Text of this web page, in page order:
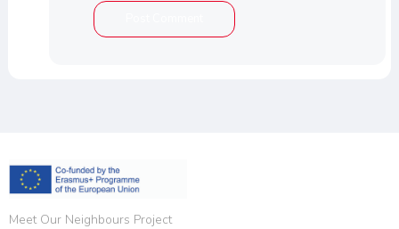
Meet Our Neighbours Project